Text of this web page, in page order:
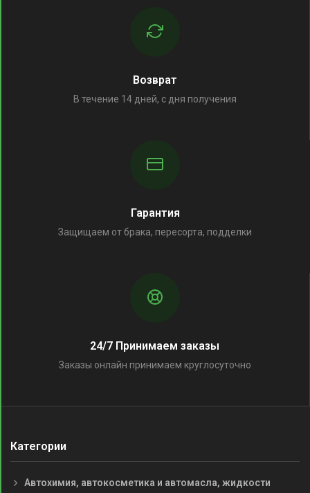
Возврат
В течение 14 дней, с дня получения
Гарантия
Защищаем от брака, пересорта, подделки
24/7 Принимаем заказы
Заказы онлайн принимаем круглосуточно
Категории
Автохимия, автокосметика и автомасла, жидкости